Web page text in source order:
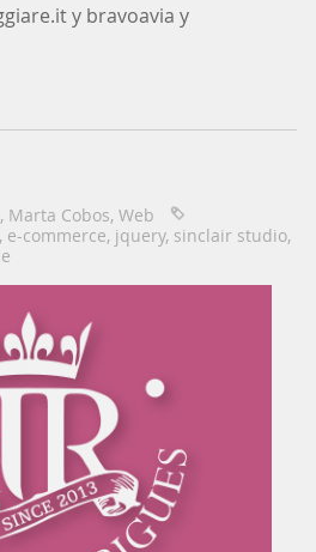
y bravoavia y
, Marta Cobos, Web
, e-commerce, jquery, sinclair studio,